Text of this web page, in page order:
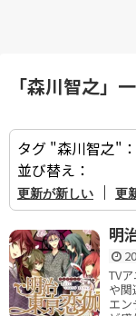
「森川智之」
タグ "森川智之"
並び替え：
｜
明
TV
や関
エン